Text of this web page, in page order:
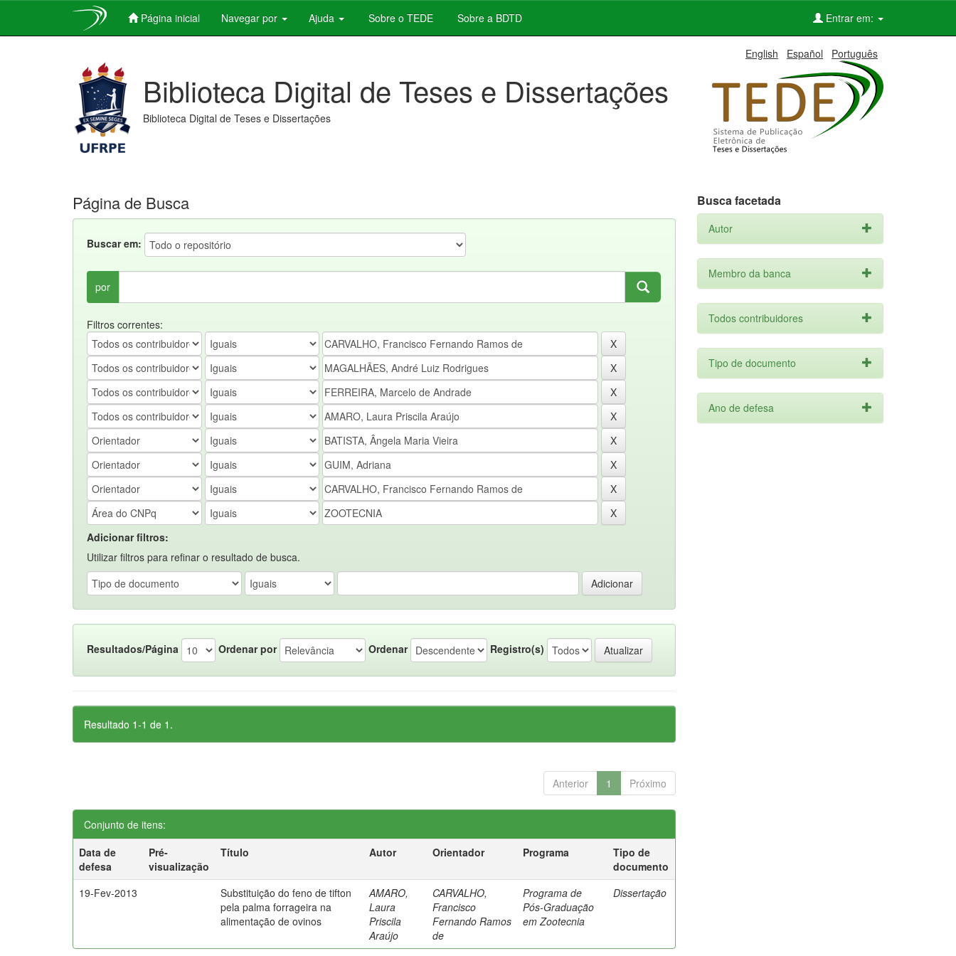
Página inicial Navegar por Ajuda Sobre o TEDE Sobre a BDTD Entrar em:
English Español Português
Biblioteca Digital de Teses e Dissertações
Biblioteca Digital de Teses e Dissertações
Página de Busca
Buscar em:
por
Filtros correntes:
Adicionar filtros:
Utilizar filtros para refinar o resultado de busca.
Resultados/Página Ordenar por Ordenar Registro(s)
Resultado 1-1 de 1.
Anterior 1 Próximo
Conjunto de itens:
Data de
defesa
Pré-
visualização
Título Autor Orientador Programa
Tipo de
documento
19-Fev-2013
Substituição do feno de tifton
pela palma forrageira na
alimentação de ovinos
AMARO,
Laura
Priscila
Araújo
CARVALHO,
Francisco
Fernando Ramos
de
Programa de
Pós-Graduação
em Zootecnia
Dissertação
Busca facetada
Autor
Membro da banca
Todos contribuidores
Tipo de documento
Ano de defesa